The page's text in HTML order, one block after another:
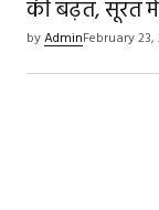
की बढ़त, सूरत
byAdminFebruary 23,